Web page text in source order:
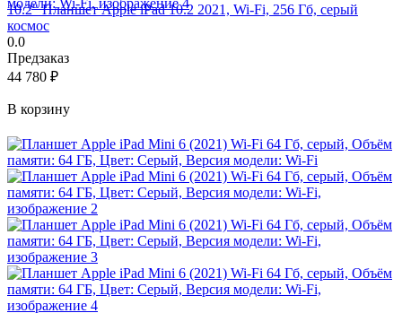
10.2" Планшет Apple iPad 10.2 2021, Wi-Fi, 256 Гб, серый
космос
0.0
Предзаказ
44 780 ₽
В корзину